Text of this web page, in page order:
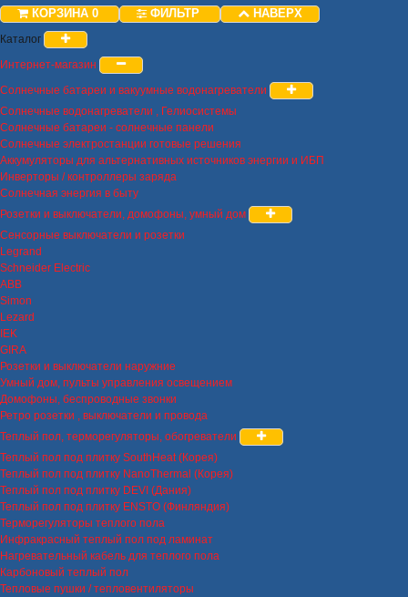
КОРЗИНА 0 ФИЛЬТР НАВЕРХ
Каталог
Интернет-магазин
Солнечные батареи и вакуумные водонагреватели
Солнечные водонагреватели , Гелиосистемы
Солнечные батареи - солнечные панели
Солнечные электростанции готовые решения
Аккумуляторы для альтернативных источников энергии и ИБП
Инверторы / контроллеры заряда
Солнечная энергия в быту
Розетки и выключатели, домофоны, умный дом
Сенсорные выключатели и розетки
Legrand
Schneider Electric
ABB
Simon
Lezard
IEK
GIRA
Розетки и выключатели наружние
Умный дом, пульты управления освещением
Домофоны, беспроводные звонки
Ретро розетки , выключатели и провода
Теплый пол, терморегуляторы, обогреватели
Теплый пол под плитку SouthHeat (Корея)
Теплый пол под плитку NanoThermal (Корея)
Теплый пол под плитку DEVI (Дания)
Теплый пол под плитку ENSTO (Финляндия)
Терморегуляторы теплого пола
Инфракрасный теплый пол под ламинат
Нагревательный кабель для теплого пола
Карбоновый теплый пол
Тепловые пушки / тепловентиляторы